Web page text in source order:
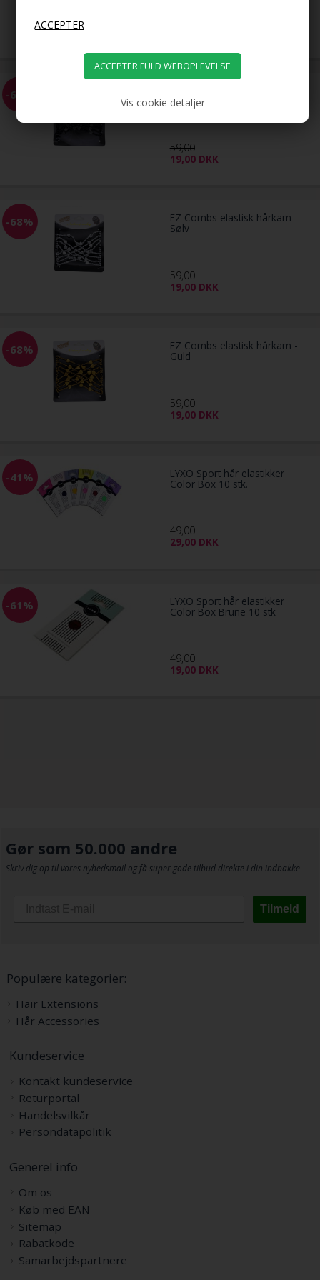
Vis cookie detaljer
-68% Sort
59,00
19,00 DKK
-68% EZ Combs elastisk hårkam -
Sølv
59,00
19,00 DKK
-68% EZ Combs elastisk hårkam -
Guld
59,00
19,00 DKK
-41% LYXO Sport hår elastikker
Color Box 10 stk.
49,00
29,00 DKK
-61% LYXO Sport hår elastikker
Color Box Brune 10 stk
49,00
19,00 DKK
Gør som 50.000 andre
Skriv dig op til vores nyhedsmail og få super gode tilbud direkte i din indbakke
Tilmeld
Populære kategorier:
Hair Extensions
Hår Accessories
Kundeservice
Kontakt kundeservice
Returportal
Handelsvilkår
Persondatapolitik
Generel info
Om os
Køb med EAN
Sitemap
Rabatkode
Samarbejdspartnere